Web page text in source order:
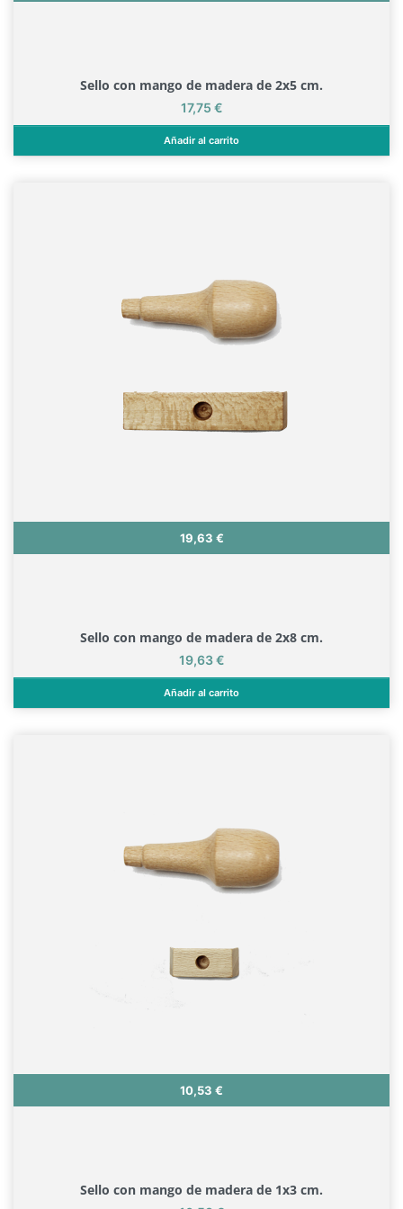
Sello con mango de madera de 2x5 cm.
Precio
17,75 €
Añadir al carrito
Precio
19,63 €
Sello con mango de madera de 2x8 cm.
Precio
19,63 €
Añadir al carrito
Precio
10,53 €
Sello con mango de madera de 1x3 cm.